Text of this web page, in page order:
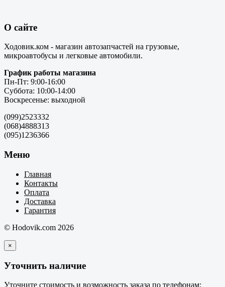
О сайте
Ходовик.ком - магазин автозапчастей на грузовые,
микроавтобусы и легковые автомобили.
График работы магазина
Пн-Пт: 9:00-16:00
Суббота: 10:00-14:00
Воскресенье: выходной
(099)2523332
(068)4888313
(095)1236366
Меню
Главная
Контакты
Оплата
Доставка
Гарантия
© Hodovik.com 2026
×
Уточнить наличие
Уточните стоимость и возможность заказа по телефонам: